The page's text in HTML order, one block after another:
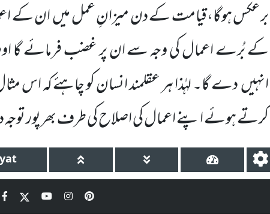
برعکس ہوگا،قیامت کے دن میزانِ عمل میںان کے
کے بُرے اعمال کی وجہ سے ان پر غضب فرمائے گا
انہیںدے گا۔ لہٰذا ہر عقلمند انسان کو چاہئے کہ اس
کرتے ہوئے اپنے اعمال کی اصلاح کی طرف بھرپور